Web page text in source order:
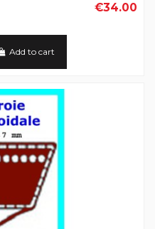
€34.00
Add to cart